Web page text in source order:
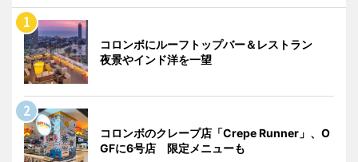
コロンボにルーフトップバー＆レストラン
夜景やインド洋を一望
コロンボのクレープ店「Crepe Runner」、O
GFに6号店 限定メニューも